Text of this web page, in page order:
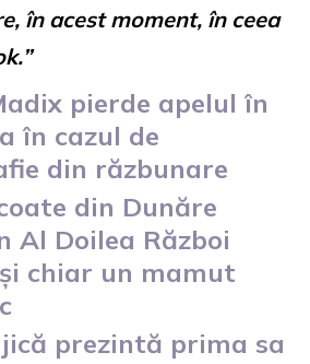
în acest moment, în ceea
pierde apelul în
în cazul de
din răzbunare
din Dunăre
Al Doilea Război
chiar un mamut
prezintă prima sa